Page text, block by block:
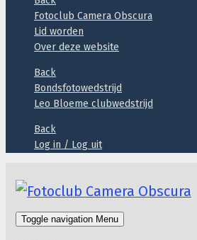
Fotoclub Camera Obscura
Lid worden
Over deze website
Back
Bondsfotowedstrijd
Leo Bloeme clubwedstrijd
Back
Log in / Log uit
Toggle navigation Menu